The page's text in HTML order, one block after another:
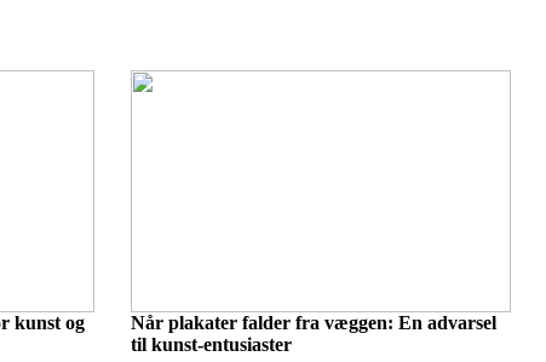
kunst og
Når plakater falder fra væggen: En advarsel
til kunst-entusiaster